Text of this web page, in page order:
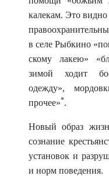
калекам. Это
в селе Рыбкино
скому лакею»
зимой ходит
одежду»,
прочее»*.
Новый образ
сознание
установок и
и норм поведения.